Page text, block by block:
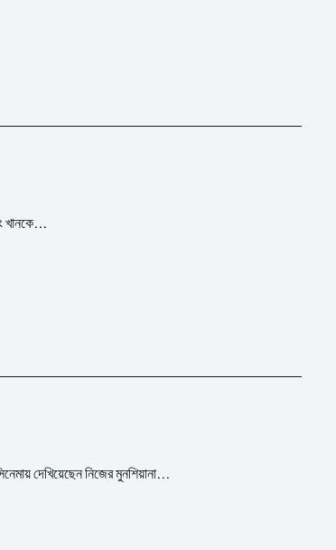
খানকে...
দেখিয়েছেন নিজের মুনশিয়ানা...